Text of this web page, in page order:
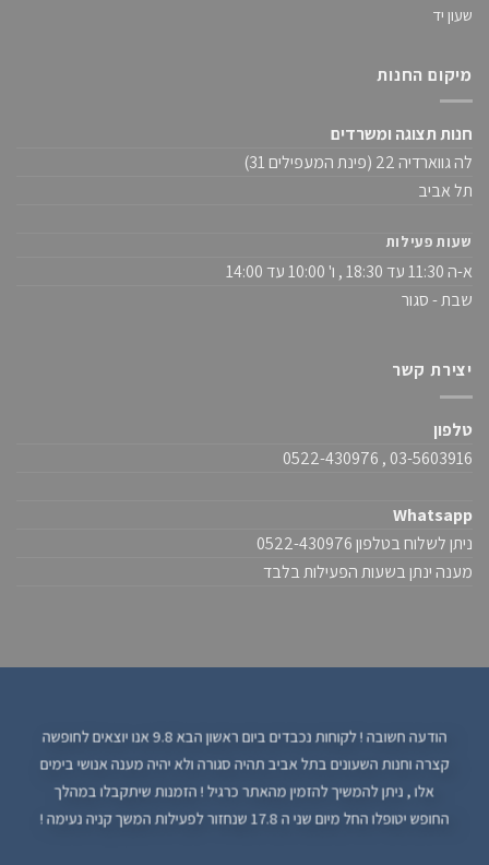
שעון יד
מיקום החנות
חנות תצוגה ומשרדים
לה גווארדיה 22 (פינת המעפילים 31)
תל אביב
שעות פעילות
א-ה 11:30 עד 18:30 , ו' 10:00 עד 14:00
שבת - סגור
יצירת קשר
טלפון
03-5603916 , 0522-430976
Whatsapp
ניתן לשלוח בטלפון 0522-430976
מענה ינתן בשעות הפעילות בלבד
הודעה חשובה ! לקוחות נכבדים ביום ראשון הבא 9.8 אנו יוצאים לחופשה
קצרה וחנות השעונים בתל אביב תהיה סגורה ולא יהיה מענה אנושי בימים
אלו , ניתן להמשיך להזמין מהאתר כרגיל ! הזמנות שיתקבלו במהלך
החופש יטופלו החל מיום שני ה 17.8 שנחזור לפעילות המשך קניה נעימה !